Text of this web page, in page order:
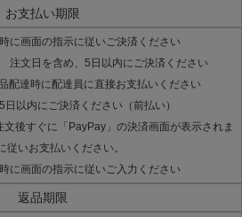
お支払い期限
に画面の指示に従いご決済ください
文日を含め、5日以内にご決済ください
達時に配達員に直接お支払いください
以内にご決済ください（前払い）
後すぐに「PayPay」の決済画面が表示されま
いお支払いください。
に画面の指示に従いご入力ください
返品期限